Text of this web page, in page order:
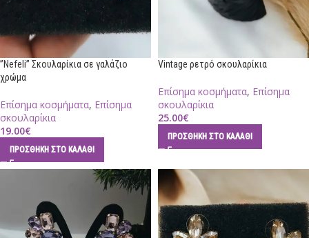
”Nefeli” Σκουλαρίκια σε γαλάζιο
χρώμα
Επίσημα κοσμήματα, Επίσημα
σκουλαρίκια
19.00€
ΠΡΟΣΘΉΚΗ ΣΤΟ ΚΑΛΆΘΙ
Vintage ρετρό σκουλαρίκια
Επίσημα κοσμήματα, Επίσημα
σκουλαρίκια
25.00€
ΠΡΟΣΘΉΚΗ ΣΤΟ ΚΑΛΆΘΙ